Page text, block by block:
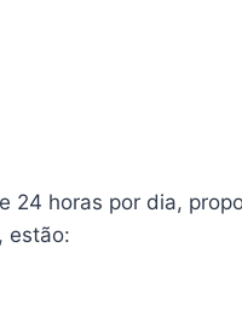
24 horas por dia,
estão: